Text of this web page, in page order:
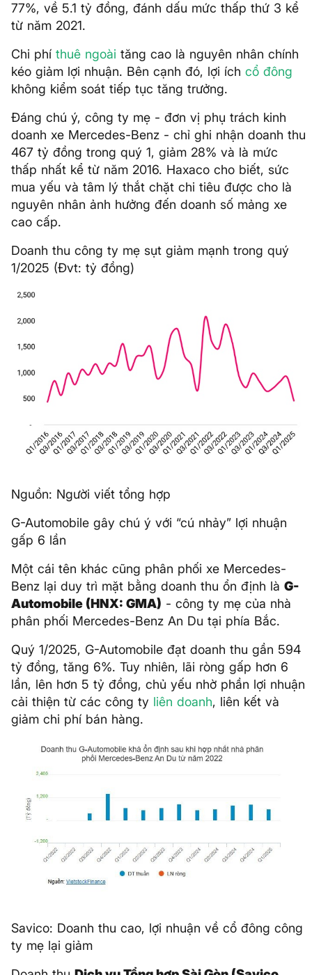
77%, về 5.1 tỷ đồng, đánh dấu mức thấp thứ 3 kể
từ năm 2021.
Chi phí thuê ngoài tăng cao là nguyên nhân chính
kéo giảm lợi nhuận. Bên cạnh đó, lợi ích cổ đông
không kiểm soát tiếp tục tăng trưởng.
Đáng chú ý, công ty mẹ - đơn vị phụ trách kinh
doanh xe Mercedes-Benz - chỉ ghi nhận doanh thu
467 tỷ đồng trong quý 1, giảm 28% và là mức
thấp nhất kể từ năm 2016. Haxaco cho biết, sức
mua yếu và tâm lý thắt chặt chi tiêu được cho là
nguyên nhân ảnh hưởng đến doanh số mảng xe
cao cấp.
Doanh thu công ty mẹ sụt giảm mạnh trong quý
1/2025 (Đvt: tỷ đồng)
Nguồn: Người viết tổng hợp
G-Automobile gây chú ý với “cú nhảy” lợi nhuận
gấp 6 lần
Một cái tên khác cũng phân phối xe Mercedes-
Benz lại duy trì mặt bằng doanh thu ổn định là G-
Automobile (HNX: GMA) - công ty mẹ của nhà
phân phối Mercedes-Benz An Du tại phía Bắc.
Quý 1/2025, G-Automobile đạt doanh thu gần 594
tỷ đồng, tăng 6%. Tuy nhiên, lãi ròng gấp hơn 6
lần, lên hơn 5 tỷ đồng, chủ yếu nhờ phần lợi nhuận
cải thiện từ các công ty liên doanh, liên kết và
giảm chi phí bán hàng.
Savico: Doanh thu cao, lợi nhuận về cổ đông công
ty mẹ lại giảm